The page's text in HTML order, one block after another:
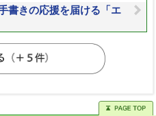
書きの応援を届ける「エ